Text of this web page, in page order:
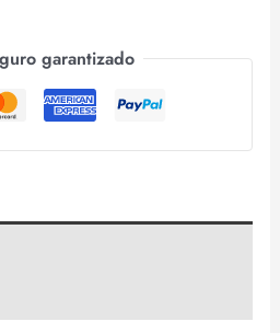
garantizado